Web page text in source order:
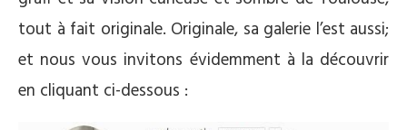
tout à fait originale. Originale, sa galerie l’est aussi;
et nous vous invitons évidemment à la découvrir
en cliquant ci-dessous :